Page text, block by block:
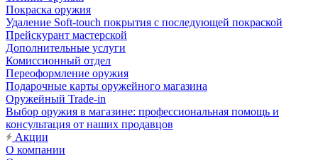
Покраска оружия
Удаление Soft-touch покрытия с последующей покраской
Прейскурант мастерской
Дополнительные услуги
Комиссионный отдел
Переоформление оружия
Подарочные карты оружейного магазина
Оружейный Trade-in
Выбор оружия в магазине: профессиональная помощь и
консультация от наших продавцов
Акции
О компании